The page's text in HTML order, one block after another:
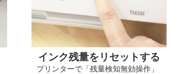
インク残量をリセットする
プリンターで「残量検知無効操作」